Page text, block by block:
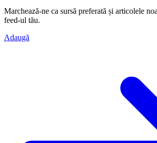
Marchează-ne ca sursă preferată și articolele
feed-ul tău.
Adaugă